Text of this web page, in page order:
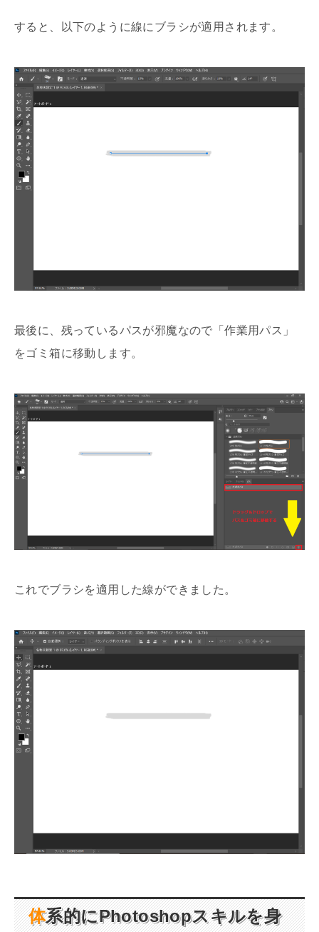
すると、以下のように線にブラシが適用されます。
最後に、残っているパスが邪魔なので「作業用パス」
をゴミ箱に移動します。
これでブラシを適用した線ができました。
体系的にPhotoshopスキルを身